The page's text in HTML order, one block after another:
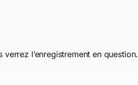
l’enregistrement en question.